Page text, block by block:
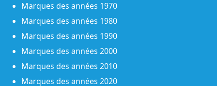
Marques des années 1970
Marques des années 1980
Marques des années 1990
Marques des années 2000
Marques des années 2010
Marques des années 2020